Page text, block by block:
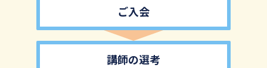
ご入会
講師の選考